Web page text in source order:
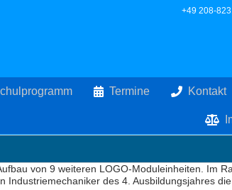
+49 208-
Termine Kontakt
von 9 weiteren LOGO-Moduleinheiten. Im
des 4. Ausbildungsjahres